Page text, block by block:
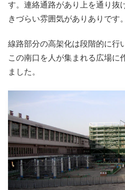
す。連絡通路があり上を通り抜
きづらい雰囲気がありありです。
線路部分の高架化は段階的に行
この南口を人が集まれる広場に
ました。